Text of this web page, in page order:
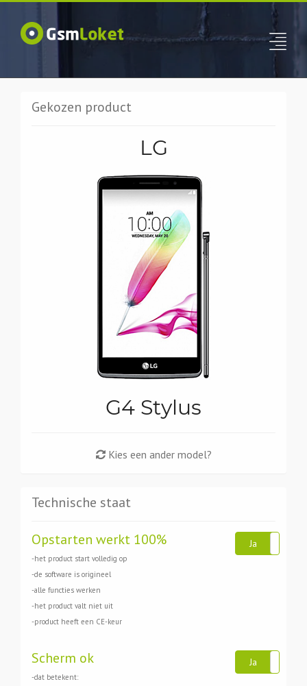
Gekozen product
LG
G4 Stylus
Kies een ander model?
Technische staat
Opstarten werkt 100%
-het product start volledig op
-de software is origineel
-alle functies werken
-het product valt niet uit
-product heeft een CE-keur
Ja
Scherm ok
-dat betekent:
Ja